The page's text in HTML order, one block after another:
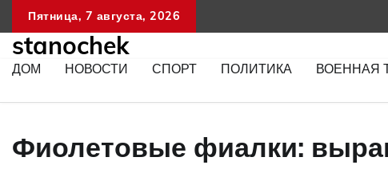
Перейти
содержимому
Пятница, 7 августа, 2026
stanochek
ДОМ НОВОСТИ СПОРТ ПОЛИТИКА ВОЕННАЯ
Фиолетовые фиалки: